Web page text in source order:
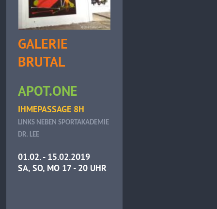
GALERIE
BRUTAL
APOT.ONE
IHMEPASSAGE 8H
LINKS NEBEN SPORTAKADEMIE
DR. LEE
01.02. - 15.02.2019
SA, SO, MO 17 - 20 UHR